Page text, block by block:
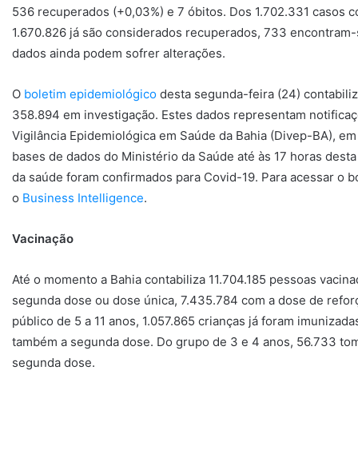
536 recuperados (+0,03%) e 7 óbitos. Dos 1.702.331 casos
1.670.826 já são considerados recuperados, 733
dados ainda podem sofrer alterações.
O boletim epidemiológico desta segunda-feira (24)
358.894 em investigação. Estes dados representam
Vigilância Epidemiológica em Saúde da Bahia (Divep-BA),
bases de dados do Ministério da Saúde até às 17 horas
da saúde foram confirmados para Covid-19. Para acessar o
o Business Intelligence.
Vacinação
Até o momento a Bahia contabiliza 11.704.185 pessoas
segunda dose ou dose única, 7.435.784 com a dose de
público de 5 a 11 anos, 1.057.865 crianças já foram
também a segunda dose. Do grupo de 3 e 4 anos, 56.733
segunda dose.